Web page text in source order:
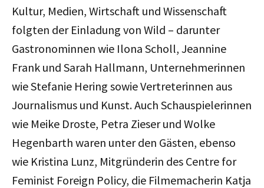
Kultur, Medien, Wirtschaft und Wissenschaft
folgten der Einladung von Wild – darunter
Gastronominnen wie Ilona Scholl, Jeannine
Frank und Sarah Hallmann, Unternehmerinnen
wie Stefanie Hering sowie Vertreterinnen aus
Journalismus und Kunst. Auch Schauspielerinnen
wie Meike Droste, Petra Zieser und Wolke
Hegenbarth waren unter den Gästen, ebenso
wie Kristina Lunz, Mitgründerin des Centre for
Feminist Foreign Policy, die Filmemacherin Katja